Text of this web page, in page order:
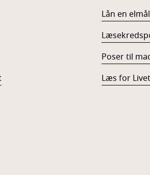
Lån en
Poser til
Læs for